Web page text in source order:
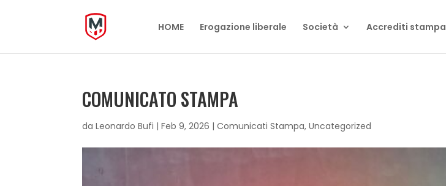
HOME Erogazione liberale Società Accrediti stampa
COMUNICATO STAMPA
daLeonardo Bufi |Feb 9, 2026 |Comunicati Stampa,Uncategorized